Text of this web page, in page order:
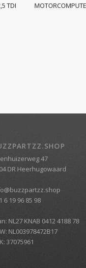
TDI
47
DR Heerhugowaard
6 19 96 85 98
NL27 KNAB 0412 4188 78
NL003978472B17
37075961